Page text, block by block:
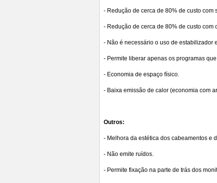
- Redução de cerca de 80% de custo com
- Redução de cerca de 80% de custo
- Não é necessário o uso de estabilizador
- Permite liberar apenas os programas
- Economia de espaço físico.
- Baixa emissão de calor (economia com
Outros:
- Melhora da estética dos cabeamentos e
- Não emite ruídos.
- Permite fixação na parte de trás dos